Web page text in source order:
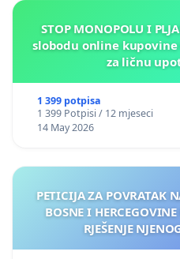
STOP MONOPOLU I
slobodu online
za ličnu
1 399 potpisa
1 399 Potpisi / 12 mjeseci
14 May 2026
PETICIJA ZA POVRATAK
BOSNE I
RJEŠENJE